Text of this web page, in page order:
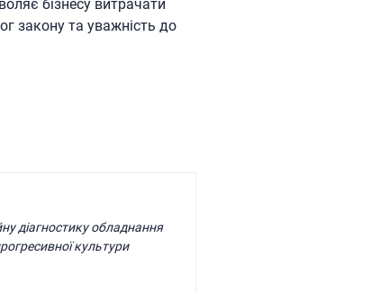
бізнесу витрачати
закону та уважність до
діагностику обладнання
культури